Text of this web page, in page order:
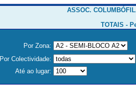
ASSOC.
TOTAIS -
Por Zona:
Por Colectividade:
Até ao lugar: